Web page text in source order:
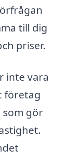
till dig
priser.
inte vara
företag
som gör